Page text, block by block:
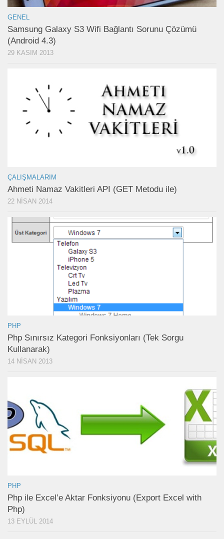
GENEL
Samsung Galaxy S3 Wifi Bağlantı Sorunu Çözümü
(Android 4.3)
29 KASIM 2013
ÇALIŞMALARIM
Ahmeti Namaz Vakitleri API (GET Metodu ile)
22 NISAN 2014
PHP
Php Sınırsız Kategori Fonksiyonları (Tek Sorgu
Kullanarak)
14 NISAN 2013
PHP
Php ile Excel’e Aktar Fonksiyonu (Export Excel with
Php)
13 EYLÜL 2014